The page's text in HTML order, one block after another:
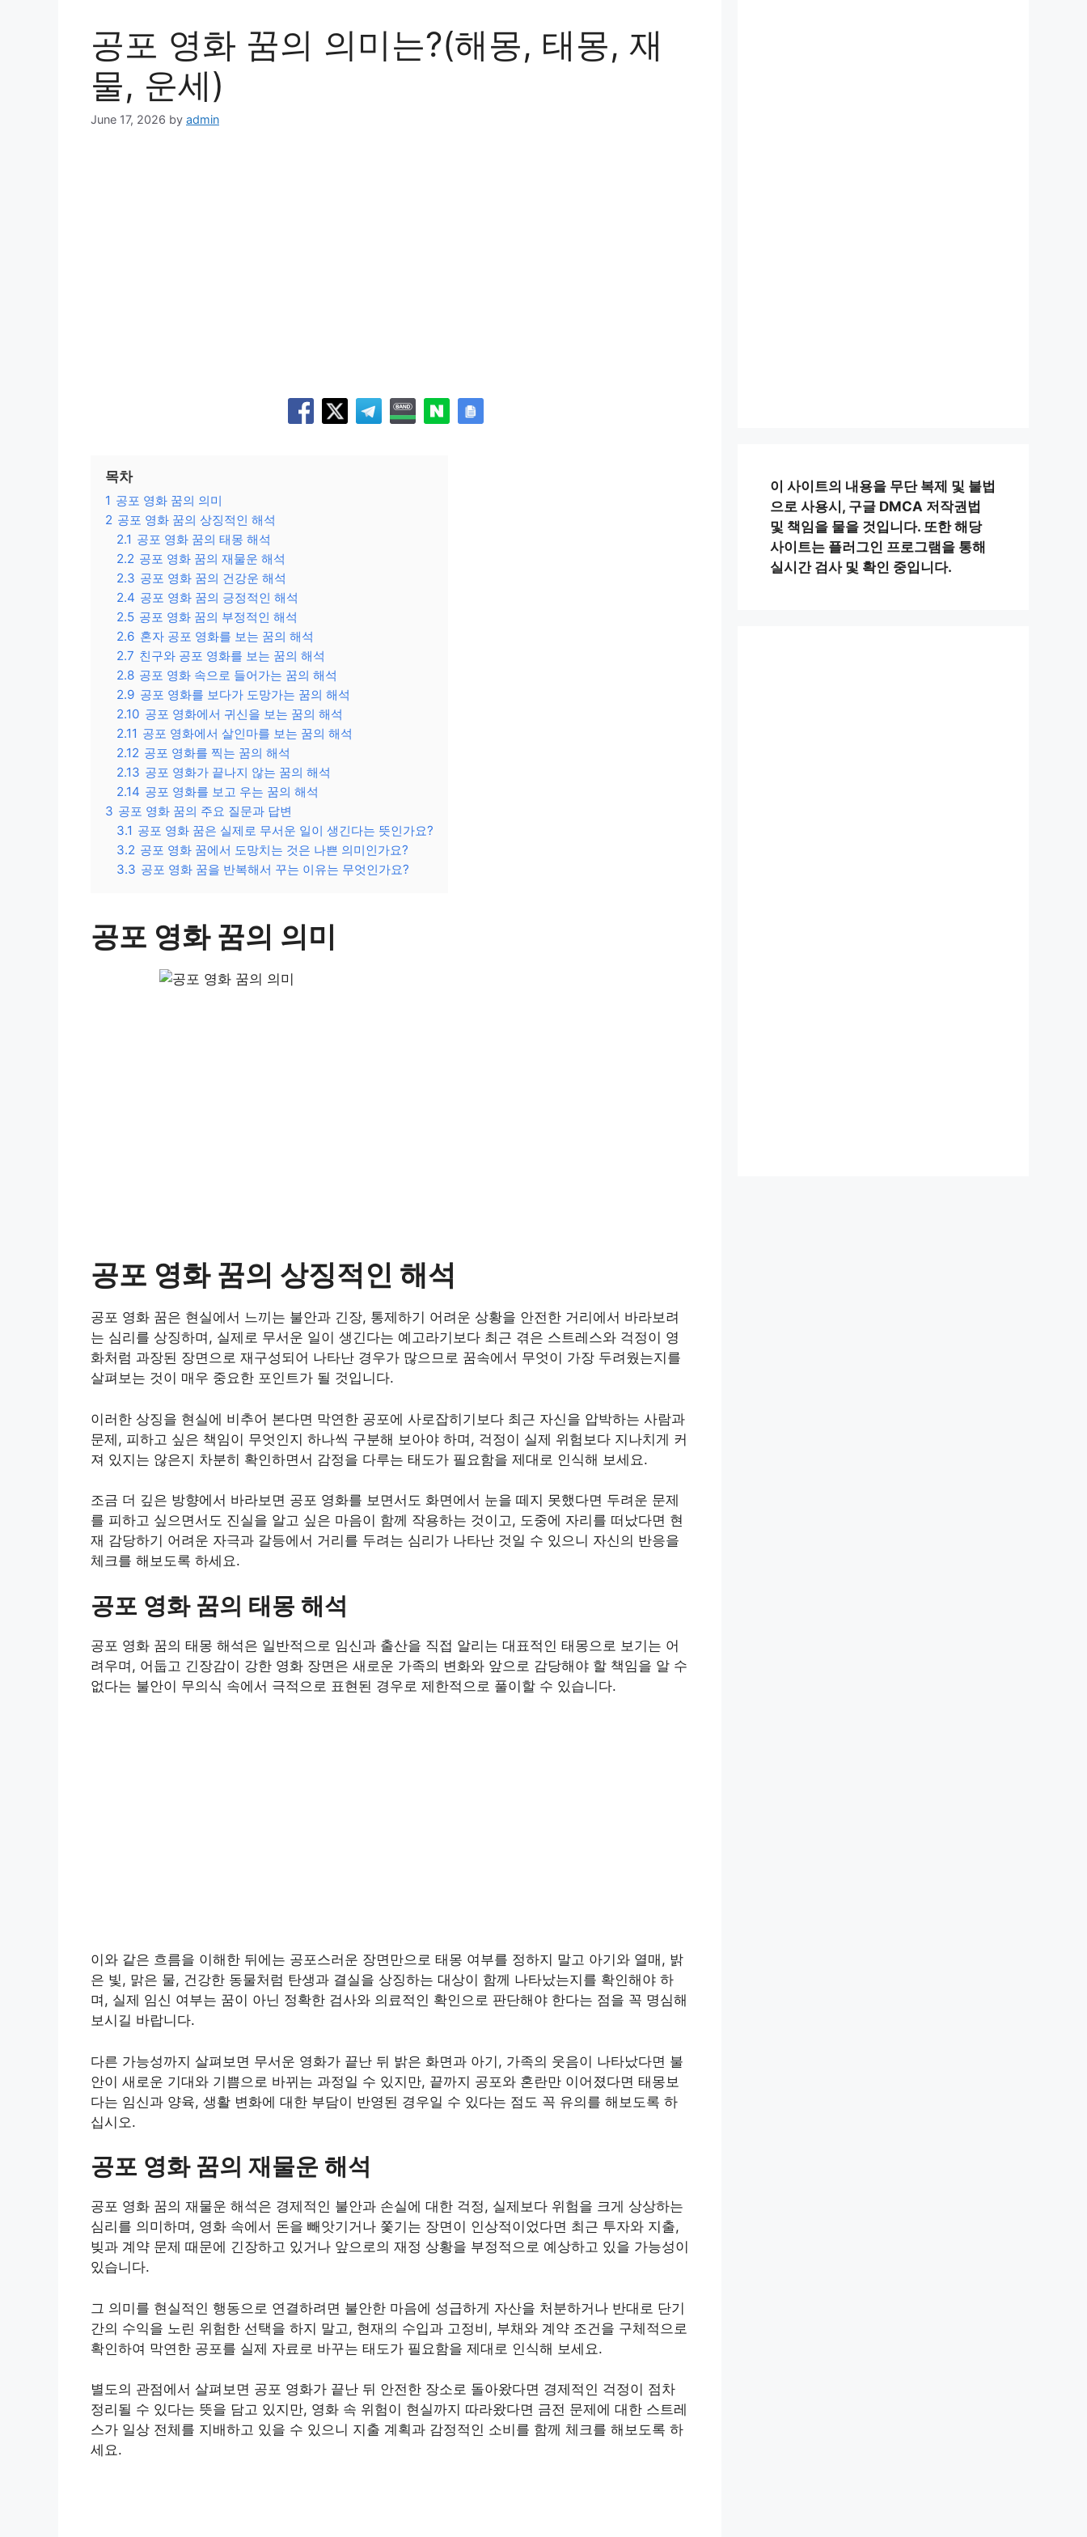
공포 영화 꿈의 의미는?(해몽, 태몽, 재
물, 운세)
June 17, 2026 by admin
목차
1 공포 영화 꿈의 의미
2 공포 영화 꿈의 상징적인 해석
2.1 공포 영화 꿈의 태몽 해석
2.2 공포 영화 꿈의 재물운 해석
2.3 공포 영화 꿈의 건강운 해석
2.4 공포 영화 꿈의 긍정적인 해석
2.5 공포 영화 꿈의 부정적인 해석
2.6 혼자 공포 영화를 보는 꿈의 해석
2.7 친구와 공포 영화를 보는 꿈의 해석
2.8 공포 영화 속으로 들어가는 꿈의 해석
2.9 공포 영화를 보다가 도망가는 꿈의 해석
2.10 공포 영화에서 귀신을 보는 꿈의 해석
2.11 공포 영화에서 살인마를 보는 꿈의 해석
2.12 공포 영화를 찍는 꿈의 해석
2.13 공포 영화가 끝나지 않는 꿈의 해석
2.14 공포 영화를 보고 우는 꿈의 해석
3 공포 영화 꿈의 주요 질문과 답변
3.1 공포 영화 꿈은 실제로 무서운 일이 생긴다는 뜻인가요?
3.2 공포 영화 꿈에서 도망치는 것은 나쁜 의미인가요?
3.3 공포 영화 꿈을 반복해서 꾸는 이유는 무엇인가요?
공포 영화 꿈의 의미
공포 영화 꿈의 상징적인 해석
공포 영화 꿈은 현실에서 느끼는 불안과 긴장, 통제하기 어려운 상황을 안전한 거리에서 바라보려
는 심리를 상징하며, 실제로 무서운 일이 생긴다는 예고라기보다 최근 겪은 스트레스와 걱정이 영
화처럼 과장된 장면으로 재구성되어 나타난 경우가 많으므로 꿈속에서 무엇이 가장 두려웠는지를
살펴보는 것이 매우 중요한 포인트가 될 것입니다.
이러한 상징을 현실에 비추어 본다면 막연한 공포에 사로잡히기보다 최근 자신을 압박하는 사람과
문제, 피하고 싶은 책임이 무엇인지 하나씩 구분해 보아야 하며, 걱정이 실제 위험보다 지나치게 커
져 있지는 않은지 차분히 확인하면서 감정을 다루는 태도가 필요함을 제대로 인식해 보세요.
조금 더 깊은 방향에서 바라보면 공포 영화를 보면서도 화면에서 눈을 떼지 못했다면 두려운 문제
를 피하고 싶으면서도 진실을 알고 싶은 마음이 함께 작용하는 것이고, 도중에 자리를 떠났다면 현
재 감당하기 어려운 자극과 갈등에서 거리를 두려는 심리가 나타난 것일 수 있으니 자신의 반응을
체크를 해보도록 하세요.
공포 영화 꿈의 태몽 해석
공포 영화 꿈의 태몽 해석은 일반적으로 임신과 출산을 직접 알리는 대표적인 태몽으로 보기는 어
려우며, 어둡고 긴장감이 강한 영화 장면은 새로운 가족의 변화와 앞으로 감당해야 할 책임을 알 수
없다는 불안이 무의식 속에서 극적으로 표현된 경우로 제한적으로 풀이할 수 있습니다.
이와 같은 흐름을 이해한 뒤에는 공포스러운 장면만으로 태몽 여부를 정하지 말고 아기와 열매, 밝
은 빛, 맑은 물, 건강한 동물처럼 탄생과 결실을 상징하는 대상이 함께 나타났는지를 확인해야 하
며, 실제 임신 여부는 꿈이 아닌 정확한 검사와 의료적인 확인으로 판단해야 한다는 점을 꼭 명심해
보시길 바랍니다.
다른 가능성까지 살펴보면 무서운 영화가 끝난 뒤 밝은 화면과 아기, 가족의 웃음이 나타났다면 불
안이 새로운 기대와 기쁨으로 바뀌는 과정일 수 있지만, 끝까지 공포와 혼란만 이어졌다면 태몽보
다는 임신과 양육, 생활 변화에 대한 부담이 반영된 경우일 수 있다는 점도 꼭 유의를 해보도록 하
십시오.
공포 영화 꿈의 재물운 해석
공포 영화 꿈의 재물운 해석은 경제적인 불안과 손실에 대한 걱정, 실제보다 위험을 크게 상상하는
심리를 의미하며, 영화 속에서 돈을 빼앗기거나 쫓기는 장면이 인상적이었다면 최근 투자와 지출,
빚과 계약 문제 때문에 긴장하고 있거나 앞으로의 재정 상황을 부정적으로 예상하고 있을 가능성이
있습니다.
그 의미를 현실적인 행동으로 연결하려면 불안한 마음에 성급하게 자산을 처분하거나 반대로 단기
간의 수익을 노린 위험한 선택을 하지 말고, 현재의 수입과 고정비, 부채와 계약 조건을 구체적으로
확인하여 막연한 공포를 실제 자료로 바꾸는 태도가 필요함을 제대로 인식해 보세요.
별도의 관점에서 살펴보면 공포 영화가 끝난 뒤 안전한 장소로 돌아왔다면 경제적인 걱정이 점차
정리될 수 있다는 뜻을 담고 있지만, 영화 속 위험이 현실까지 따라왔다면 금전 문제에 대한 스트레
스가 일상 전체를 지배하고 있을 수 있으니 지출 계획과 감정적인 소비를 함께 체크를 해보도록 하
세요.
이 사이트의 내용을 무단 복제 및 불법
으로 사용시, 구글 DMCA 저작권법
및 책임을 물을 것입니다. 또한 해당
사이트는 플러그인 프로그램을 통해
실시간 검사 및 확인 중입니다.